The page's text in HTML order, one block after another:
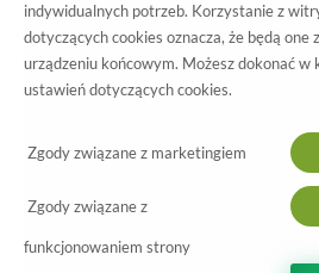
Wszystkie produkty
Czółenka
092-M Czarny
indywidualnych potrzeb. Korzystanie z
dotyczących cookies oznacza, że będą one
urządzeniu końcowym. Możesz dokonać w
ustawień dotyczących cookies.
Zgody związane z marketingiem
Zgody związane z
funkcjonowaniem strony